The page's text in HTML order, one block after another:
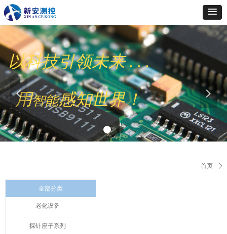
以科技引领未来 . . .
用智能感知世界！
넳 넲
首页 ꄲ
全部分类
老化设备
探针座子系列